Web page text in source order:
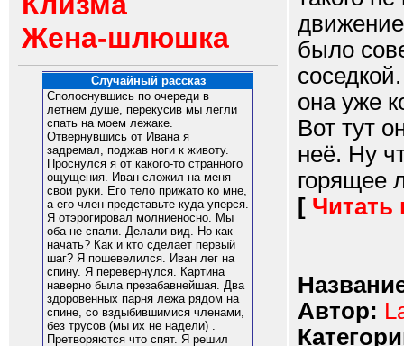
Жена-шлюшка
Случайный рассказ
Сполоснувшись по очереди в
летнем душе, перекусив мы легли
спать на моем лежаке.
Отвернувшись от Ивана я
задремал, поджав ноги к животу.
Проснулся я от какого-то странного
ощущения. Иван сложил на меня
свои руки. Его тело прижато ко мне,
а его член представьте куда уперся.
Я отэрогировал молниеносно. Мы
оба не спали. Делали вид. Но как
начать? Как и кто сделает первый
шаг? Я пошевелился. Иван лег на
спину. Я перевернулся. Картина
наверно была презабавнейшая. Два
здоровенных парня лежа рядом на
спине, со вздыбившимися членами,
без трусов (мы их не надели) .
Претворяются что спят. Я решил
было
она уже
Вот тут
неё. Ну
горящее
[ Читать
Автор: